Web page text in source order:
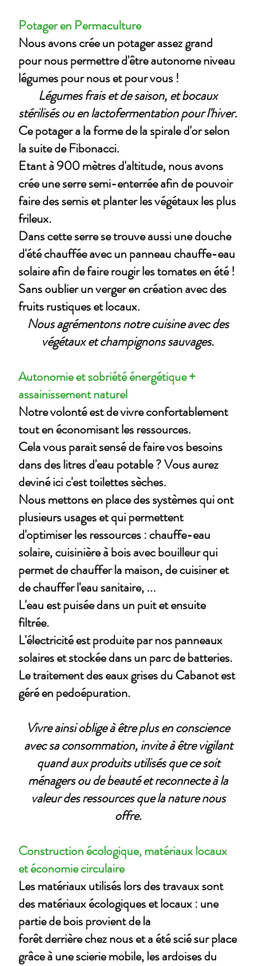
Potager en Permaculture
Nous avons crée un potager assez grand
pour nous permettre d'être autonome niveau
légumes pour nous et pour vous !
Légumes frais et de saison, et bocaux
stérilisés ou enlactofermentationpour l'hiver.
Ce potager a la forme de la spirale d'or selon
la suite de Fibonacci.
Etant à 900 mètres d'altitude, nous avons
crée une serre semi-enterrée afin de pouvoir
faire des semis et planter les végétaux les plus
frileux.
Dans cette serre se trouve aussi une douche
d'été chauffée avec un panneau chauffe-eau
solaire afin de faire rougir les tomates en été !
Sans oublier un verger en création avec des
fruits rustiques et locaux.
Nous agrémentons notre cuisine avec des
végétaux et champignons sauvages.
Autonomie et sobriété énergétique +
assainissement naturel
Notre volonté est de vivre confortablement
tout en économisant les ressources.
Cela vousparaitsensé de faire vos besoins
dans des litres d'eau potable ? Vous aurez
deviné ici c'est toilettes sèches.
Nous mettons en place des systèmes qui ont
plusieurs usages et qui permettent
d'optimiser les ressources : chauffe-eau
solaire, cuisinière à bois avec bouilleur qui
permet de chauffer la maison, de cuisiner et
de chauffer l'eau sanitaire, ...
L'eau est puisée dans un puit et ensuite
filtrée.
L'électricité est produite par nos panneaux
solaires et stockée dans un parc de batteries.
Le traitement deseaux grisesdu Cabanot est
géré en pedoépuration.
Vivre ainsi oblige à être plus en conscience
avec sa consommation, invite à être vigilant
quand aux produits utilisés que ce soit
ménagers ou de beauté et reconnecte à la
valeur des ressources que la nature nous
offre.
Construction écologique, matériaux locaux
et économie circulaire
Les matériaux utilisés lors des travaux sont
des matériaux écologiques et locaux : une
partie de bois provient de la
forêtderrièrechez nous et a été scié sur place
grâce à une scierie mobile, les ardoises du